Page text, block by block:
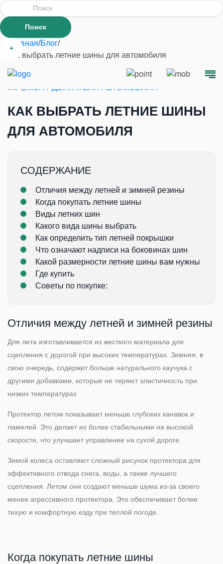
+
Главная/Блог/
Как выбрать летние шины для автомобиля
КАК ВЫБРАТЬ ЛЕТНИЕ ШИНЫ
ДЛЯ АВТОМОБИЛЯ
СОДЕРЖАНИЕ
Отличия между летней и зимней резины
Когда покупать летние шины
Виды летних шин
Какого вида шины выбрать
Как определить тип летней покрышки
Что означают надписи на боковинах шин
Какой размерности летние шины вам нужны
Где купить
Советы по покупке:
Отличия между летней и зимней резины
Для лета изготавливается из жесткого материала для
сцепления с дорогой при высоких температурах. Зимняя, в
свою очередь, содержит больше натурального каучука с
другими добавками, которые не теряют эластичность при
низких температурах.
Протектор летом показывает меньше глубоких канавок и
ламелей. Это делает их более стабильными на высокой
скорости, что улучшает управление на сухой дороге.
Зимой колеса оставляют сложный рисунок протектора для
эффективного отвода снега, воды, а также лучшего
сцепления. Летом они создают меньше шума из-за своего
менее агрессивного протектора. Это обеспечивает более
тихую и комфортную езду при теплой погоде.
Когда покупать летние шины